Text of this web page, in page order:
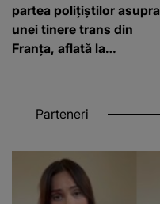
partea polițiștilor asupra
unei tinere trans din
Franța, aflată la
Parteneri